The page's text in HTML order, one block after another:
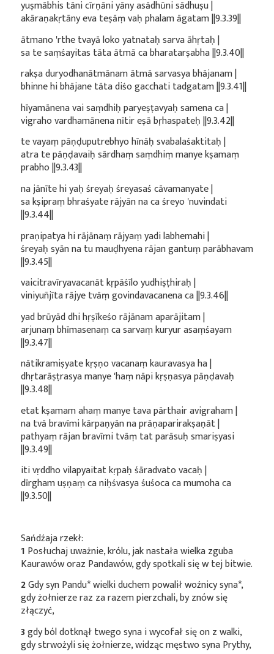
yuṣmābhis tāni cīrṇāni yāny asādhūni sādhuṣu |
akāraṇakṛtāny eva teṣāṃ vaḥ phalam āgatam ||9.3.39||
ātmano 'rthe tvayā loko yatnataḥ sarva āhṛtaḥ |
sa te saṃśayitas tāta ātmā ca bharatarṣabha ||9.3.40||
rakṣa duryodhanātmānam ātmā sarvasya bhājanam |
bhinne hi bhājane tāta diśo gacchati tadgatam ||9.3.41||
hīyamānena vai saṃdhiḥ paryeṣṭavyaḥ samena ca |
vigraho vardhamānena nītir eṣā bṛhaspateḥ ||9.3.42||
te vayaṃ pāṇḍuputrebhyo hīnāḥ svabalaśaktitaḥ |
atra te pāṇḍavaiḥ sārdhaṃ saṃdhiṃ manye kṣamaṃ
prabho ||9.3.43||
na jānīte hi yaḥ śreyaḥ śreyasaś cāvamanyate |
sa kṣipraṃ bhraśyate rājyān na ca śreyo 'nuvindati
||9.3.44||
praṇipatya hi rājānaṃ rājyaṃ yadi labhemahi |
śreyaḥ syān na tu mauḍhyena rājan gantuṃ parābhavam
||9.3.45||
vaicitravīryavacanāt kṛpāśīlo yudhiṣṭhiraḥ |
viniyuñjīta rājye tvāṃ govindavacanena ca ||9.3.46||
yad brūyād dhi hṛṣīkeśo rājānam aparājitam |
arjunaṃ bhīmasenaṃ ca sarvaṃ kuryur asaṃśayam
||9.3.47||
nātikramiṣyate kṛṣṇo vacanaṃ kauravasya ha |
dhṛtarāṣṭrasya manye 'haṃ nāpi kṛṣṇasya pāṇḍavaḥ
||9.3.48||
etat kṣamam ahaṃ manye tava pārthair avigraham |
na tvā bravīmi kārpaṇyān na prāṇaparirakṣaṇāt |
pathyaṃ rājan bravīmi tvāṃ tat parāsuḥ smariṣyasi
||9.3.49||
iti vṛddho vilapyaitat kṛpaḥ śāradvato vacaḥ |
dīrgham uṣṇaṃ ca niḥśvasya śuśoca ca mumoha ca
||9.3.50||
Sańdźaja rzekł:
1 Posłuchaj uważnie, królu, jak nastała wielka zguba
Kaurawów oraz Pandawów, gdy spotkali się w tej bitwie.
2Gdy synPandu*wielki duchem powalił woźnicysyna*,
gdy żołnierze raz za razem pierzchali, by znów się
złączyć,
3gdy ból dotknął twego syna i wycofał się on z walki,
gdy strwożyli się żołnierze, widząc męstwo syna Prythy,